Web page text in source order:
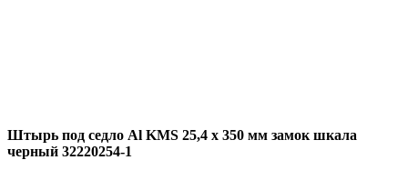
Штырь под седло Al KMS 25,4 х 350 мм замок шкала
черный 32220254-1